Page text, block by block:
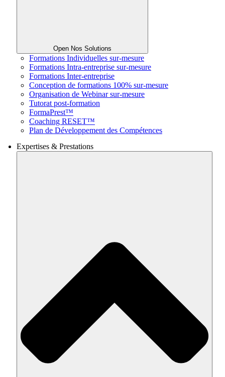
Open Nos Solutions
Formations Individuelles sur-mesure
Formations Intra-entreprise sur-mesure
Formations Inter-entreprise
Conception de formations 100% sur-mesure
Organisation de Webinar sur-mesure
Tutorat post-formation
FormaPrest™
Coaching RESET™
Plan de Développement des Compétences
Expertises & Prestations